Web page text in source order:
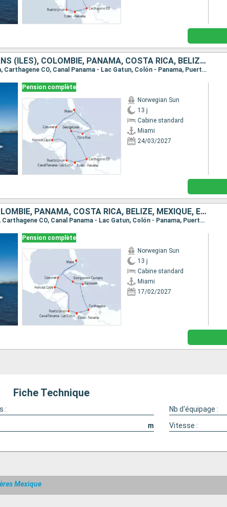
ÉTATS-UNIS, JAMAÏQUE, CAÏMANS (ÎLES), COLOMBIE, PANAMA, COSTA RICA, BELIZE, MEXIQUE
Itinéraire : Miami, Ocho Rios, Georgetown, Carthagene CO, Canal Panama - Lac Gatun, Colón - Panama, Puerto Limon, Harvest Caye, Cozumel, Miami
Pension complète
Norwegian Sun
13 j
Cabine standard
Miami
24/03/2027
CAÏMANS (ÎLES), JAMAÏQUE, COLOMBIE, PANAMA, COSTA RICA, BELIZE, MEXIQUE, ÉTATS-UNIS
Itinéraire : Miami, Georgetown, Falmouth, Carthagene CO, Canal Panama - Lac Gatun, Colón - Panama, Puerto Limon, Harvest Caye, Cozumel, Miami
Pension complète
Norwegian Sun
13 j
Cabine standard
Miami
17/02/2027
Fiche Technique
:
Nb d'équipage :
m Vitesse :
Mexique